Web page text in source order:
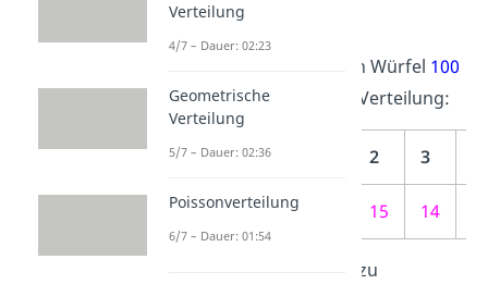
zu behalten.
Stell dir vor, du wirfst einen Würfel 100
Mal und erhältst folgende Verteilung:
Würfelergebnis 2 3
Anzahl H 15 14
Um die relative Häufigkeit zu
Verteilung
4/7 – Dauer: 02:23
Geometrische
Verteilung
5/7 – Dauer: 02:36
Poissonverteilung
6/7 – Dauer: 01:54